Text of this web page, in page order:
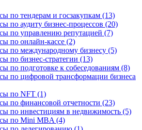
по тендерам и госзакупкам (13)
по аудиту бизнес-процессов (20)
по управлению репутацией (7)
по онлайн-кассе (2)
по международному бизнесу (5)
по бизнес-стратегии (13)
по подготовке к собеседованиям (8)
по цифровой трансформации бизнеса
по NFT (1)
по финансовой отчетности (23)
по инвестициям в недвижимость (5)
по Mini MBA (4)